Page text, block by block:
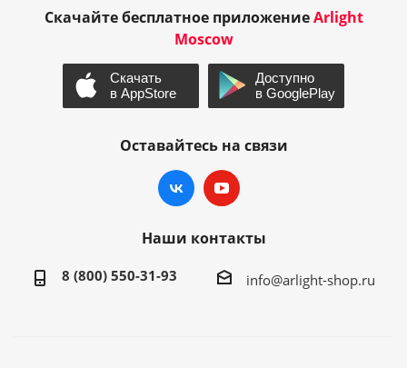
Скачайте бесплатное приложениеArlight
Moscow
Оставайтесь на связи
Наши контакты
8 (800) 550-31-93 info@arlight-shop.ru